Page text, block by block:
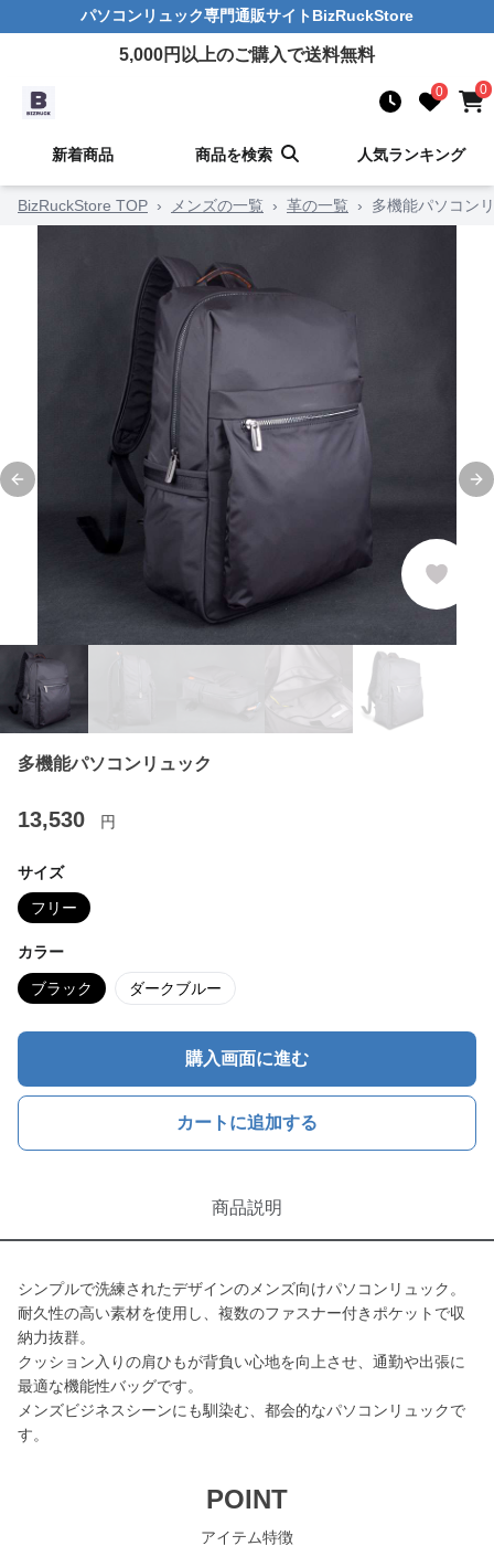
パソコンリュック専門通販サイト BizRuckStore
5,000円以上のご購入で送料無料
0 0
新着商品 商品を検索 人気ランキング
BizRuckStore TOP › メンズの一覧 › 革の一覧 › 多機能パソコン
Previous slide
多機能パソコンリュック
13,530 円
サイズ
フリー
カラー
ブラック ダークブルー
購入画面に進む
カートに追加する
商品説明
シンプルで洗練されたデザインのメンズ向けパソコンリュック。
耐久性の高い素材を使用し、複数のファスナー付きポケットで収
納力抜群。
クッション入りの肩ひもが背負い心地を向上させ、通勤や出張に
最適な機能性バッグです。
メンズビジネスシーンにも馴染む、都会的なパソコンリュックで
す。
POINT
アイテム特徴